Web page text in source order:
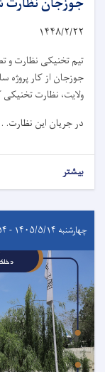
۱۴۴۸/۲/۲۲
تیم تخنیکی نظارت و
جوزجان از کار
ولایت، نظارت تخنیکی
در جریان این نظارت.
بیشتر
چهارشنبه ۱۴۰۵/۵/۱۴ - ۱۵:۵۴